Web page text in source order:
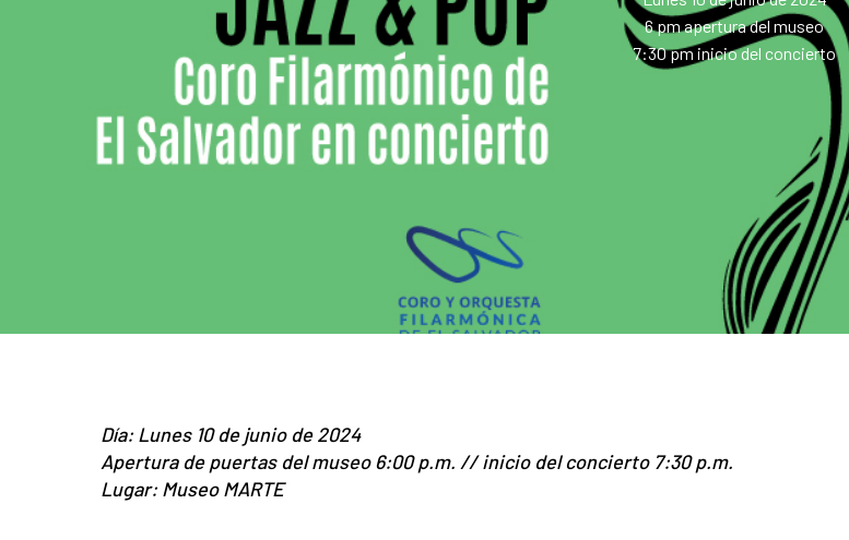
6 pm apertura del museo
7:30 pm inicio del concierto
Día: Lunes 10 de junio de 2024
Apertura de puertas del museo 6:00 p.m. // inicio del concierto 7:30 p.m.
Lugar: Museo MARTE